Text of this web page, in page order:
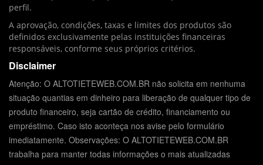
perfil.
A aprovação, condições, taxas e limites dos produtos são
definidos exclusivamente pelas instituições financeiras
responsáveis, conforme seus próprios critérios.
Disclaimer
Atenção: O ALTOTIETEWEB.COM.BR não solicita em nenhuma
situação quantias em dinheiro para liberação de qualquer tipo de
produto financeiro, seja cartão de crédito, financiamento ou
empréstimo. Caso isto aconteça nos avise pelo formulário
imediatamente. Observações: O ALTOTIETEWEB.COM.BR
trabalha para manter todas informações o mais atualizadas